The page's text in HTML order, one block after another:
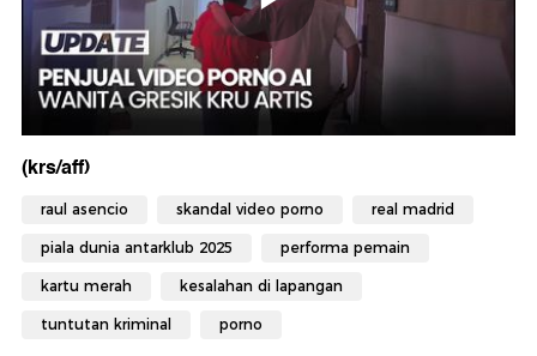
(krs/aff)
raul asencio skandal video porno real madrid
piala dunia antarklub 2025 performa pemain
kartu merah kesalahan di lapangan
tuntutan kriminal porno